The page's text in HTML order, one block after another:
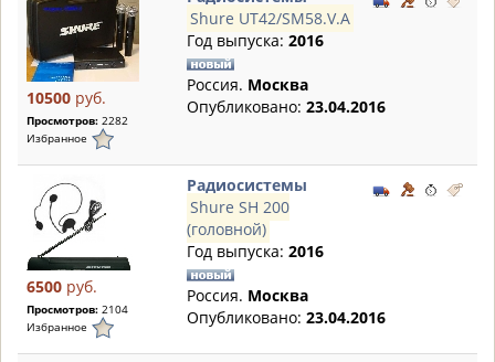
10500 руб.
Просмотров: 2282
Избранное
Shure UT42/SM58.V.A
Год выпуска: 2016
Россия. Москва
Опубликовано: 23.04.2016
6500 руб.
Просмотров: 2104
Избранное
Радиосистемы
Shure SH 200
(головной)
Год выпуска: 2016
Россия. Москва
Опубликовано: 23.04.2016